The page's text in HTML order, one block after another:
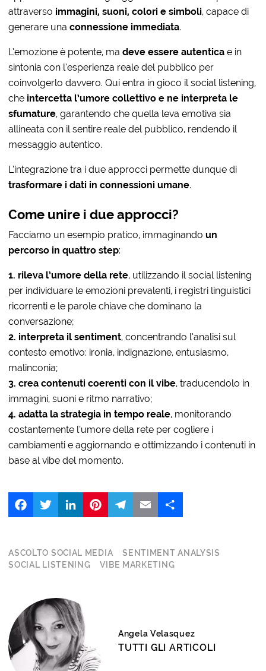
attraverso immagini, suoni, colori e simboli, capace di
generare unaconnessione immediata.
L’emozione è potente, madeve essere autentica e in
sintonia con l’esperienza reale del pubblico per
coinvolgerlo davvero. Qui entra in gioco il social listening,
che intercetta l’umore collettivo e ne interpreta le
sfumature, garantendo che quella leva emotiva sia
allineata con il sentire reale del pubblico, rendendo il
messaggio autentico.
L’integrazione tra i due approcci permette dunque di
trasformare i dati in connessioni umane.
Come unire i due approcci?
Facciamo un esempio pratico, immaginando un
percorso in quattro step:
1. rileva l’umore della rete, utilizzando il social listening
per individuare le emozioni prevalenti, i registri linguistici
ricorrenti e le parole chiave che dominano la
conversazione;
2. interpreta il sentiment, concentrando l’analisi sul
contesto emotivo: ironia, indignazione, entusiasmo,
malinconia;
3. crea contenuti coerenti con il vibe, traducendolo in
immagini, suoni e ritmo narrativo;
4. adatta la strategia in tempo reale, monitorando
costantemente l’umore della rete per cogliere i
cambiamenti e aggiornando e ottimizzando i contenuti in
base al vibe del momento.
LinkedIn
ASCOLTO SOCIAL MEDIA
SENTIMENT ANALYSIS
SOCIAL LISTENING
VIBE MARKETING
Angela Velasquez
TUTTI GLI ARTICOLI